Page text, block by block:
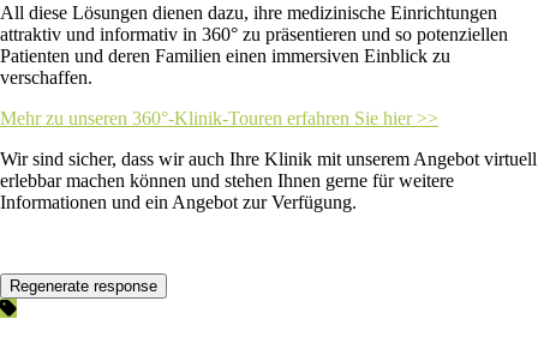
All diese Lösungen dienen dazu, ihre medizinische Einrichtungen
attraktiv und informativ in 360° zu präsentieren und so potenziellen
Patienten und deren Familien einen immersiven Einblick zu
verschaffen.
Mehr zu unseren 360°-Klinik-Touren erfahren Sie hier >>
Wir sind sicher, dass wir auch Ihre Klinik mit unserem Angebot virtuell
erlebbar machen können und stehen Ihnen gerne für weitere
Informationen und ein Angebot zur Verfügung.
Regenerate response